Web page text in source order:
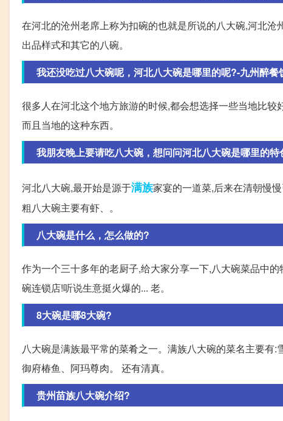
在河北的沧州老席上称为扣碗的也就是所说的八大碗,河北
出品样式和其它的八碗。
我还没吃过八大碗呢，河北八大碗是哪里的呢?-九州醉餐
很多人在河北这个地方旅游的时候,都会想选择一些当地比
而且当地的这种东西。
我朋友晚上要请吃八大碗，想问问河北八大碗是哪里的特
河北八大碗,最开始是源于满族家宴的一道菜,后来在清朝慢
粗八大碗主要有虾、。
八大碗是什么，怎么做的?
作为一个三十多年的老厨子,给大家分享一下,八大碗菜品中
碗连锁店!听说生意挺火爆的... 老。
8大碗是哪8大碗?
八大碗是满族最平常的菜肴之一。满族八大碗的菜名主要有
御府椿鱼、阿玛尊肉。 还有清真。
贵州苗族八大碗介绍?